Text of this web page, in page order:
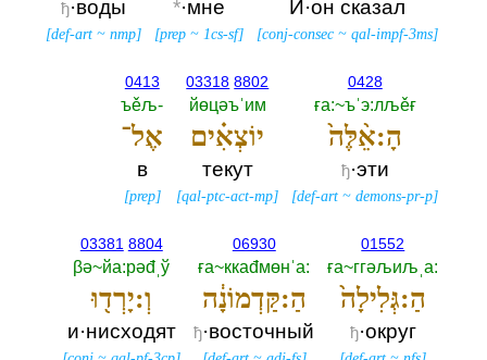
И·он сказал
[conj-consec ~qal-impf-3ms]
*·мне
[prep ~1cs-sf]
ђ·воды
[def-art ~nmp]
0428
ға:~ъˈэ:лљěғ
הָ:אֵ֨לֶּה֙
ђ·эти
[def-art ~demons-pr-p]
03318 8802
йөцәъˈим
יוֹצְאִ֗ים
текут
[qal-ptc-act-mp]
0413
ъěљ-‎
אֶל־
в
[prep]
01552
ға~ггәљиљˌа:‎
הַ:גְּלִילָה֙
ђ·округ
06930
ға~ккаđмөнˈа:‎
הַ:קַּדְמוֹנָ֔ה
ђ·восточный
03381 8804
βә~йа:рәđˌў
וְ:יָרְד֖וּ
и·нисходят